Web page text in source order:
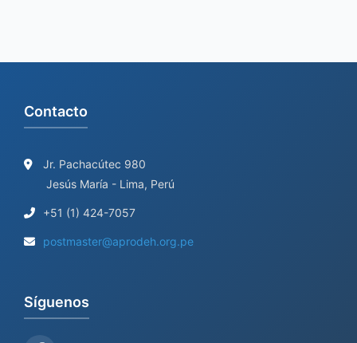
Contacto
Jr. Pachacútec 980
Jesús María - Lima, Perú
+51 (1) 424-7057
postmaster@aprodeh.org.pe
Síguenos